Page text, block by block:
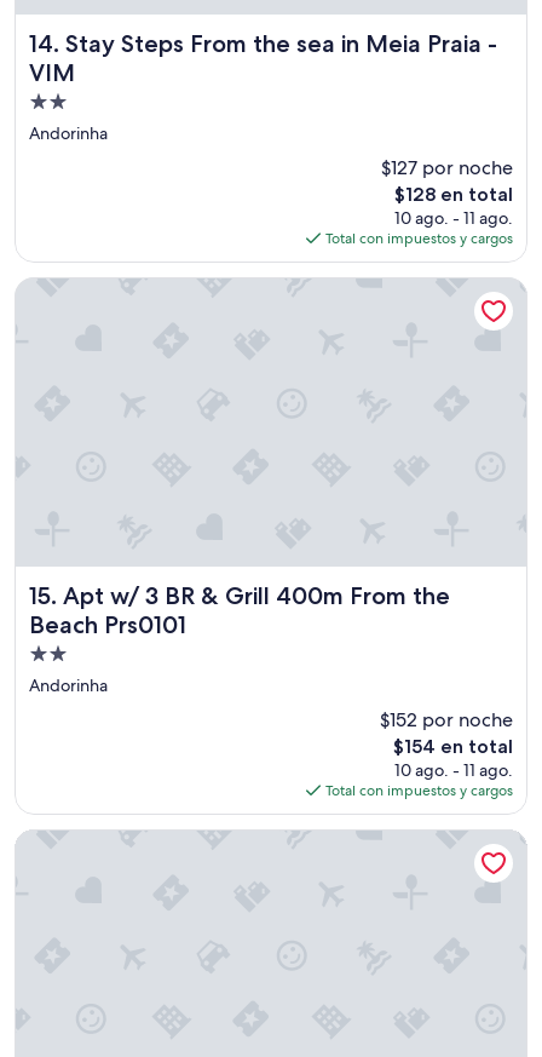
14. Stay Steps From the sea in Meia Praia -
VIM
Stay Steps From the sea in Meia Praia - VIM
Propiedad
de
Andorinha
$127 por noche
El
precio
actual
es
de
$128 en total
10 ago. - 11 ago.
Total con impuestos y cargos
15. Apt w/ 3 BR & Grill 400m From the
Beach Prs0101
Apt w/ 3 BR & Grill 400m From the Beach Prs0101
Propiedad
de
Andorinha
$152 por noche
El
precio
actual
es
de
$154 en total
10 ago. - 11 ago.
Total con impuestos y cargos
Apt w/ 3 BR & Grill 400m From the Beach Prs0101
Apartment in Great Location in Meia Praia Eio6031